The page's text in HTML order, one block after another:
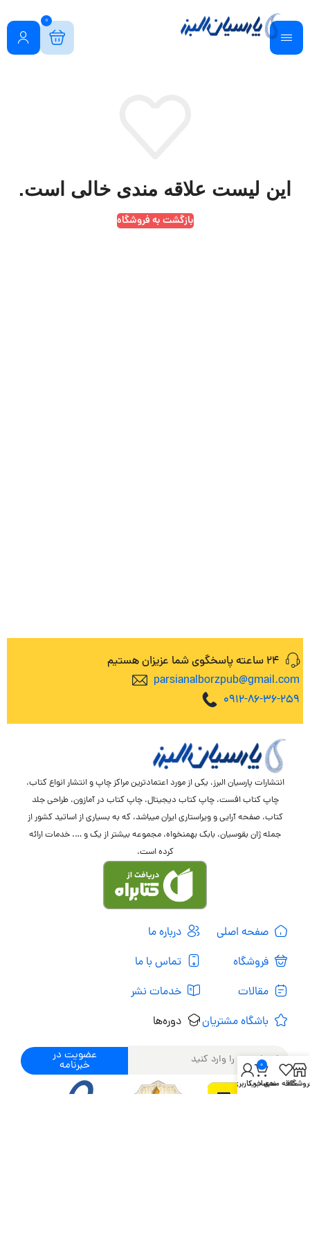
0
این لیست علاقه مندی خالی است.
بازگشت به فروشگاه
24 ساعته پاسخگوی شما عزیزان هستیم
parsianalborzpub@gmail.com
0912-86-36-259
انتشارات پارسیان البرز، یکی از مورد اعتمادترین مراکز چاپ و انتشار انواع کتاب،
چاپ کتاب افست، چاپ کتاب دیجیتال، چاپ کتاب در آمازون، طراحی جلد
کتاب، صفحه آرایی و ویراستاری ایران میباشد، که به بسیاری از اساتید کشور از
جمله ژان بقوسیان، بابک بهمنخواه، مجموعه بیشتر از یک و …. خدمات ارائه
کرده است.
صفحه اصلی
فروشگاه
مقالات
باشگاه مشتریان
درباره ما
تماس با ما
خدمات نشر
دوره‌ها
عضویت در
خبرنامه
علاقه مندی
0
سبد خرید
حساب کاربری من